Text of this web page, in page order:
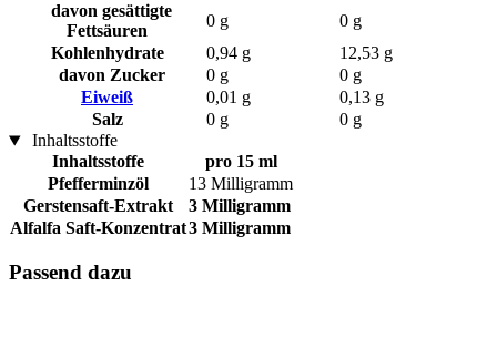
davon gesättigte
Fettsäuren
0 g
0 g
Kohlenhydrate
0,94 g
12,53 g
davon Zucker
0 g
0 g
Eiweiß
0,01 g
0,13 g
Salz
0 g
0 g
Inhaltsstoffe
Inhaltsstoffe
pro 15 ml
Pfefferminzöl
13 Milligramm
Gerstensaft-Extrakt
3 Milligramm
Alfalfa Saft-Konzentrat3 Milligramm
Passend dazu